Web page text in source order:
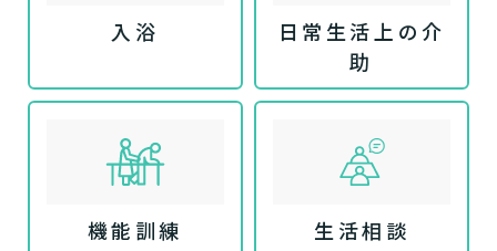
入浴
日常生活上の介
助
機能訓練 生活相談